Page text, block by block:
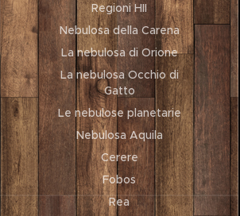
Regioni HII
Nebulosa della Carena
La nebulosa di Orione
La nebulosa Occhio di
Gatto
Le nebulose planetarie
Nebulosa Aquila
Cerere
Fobos
Rea